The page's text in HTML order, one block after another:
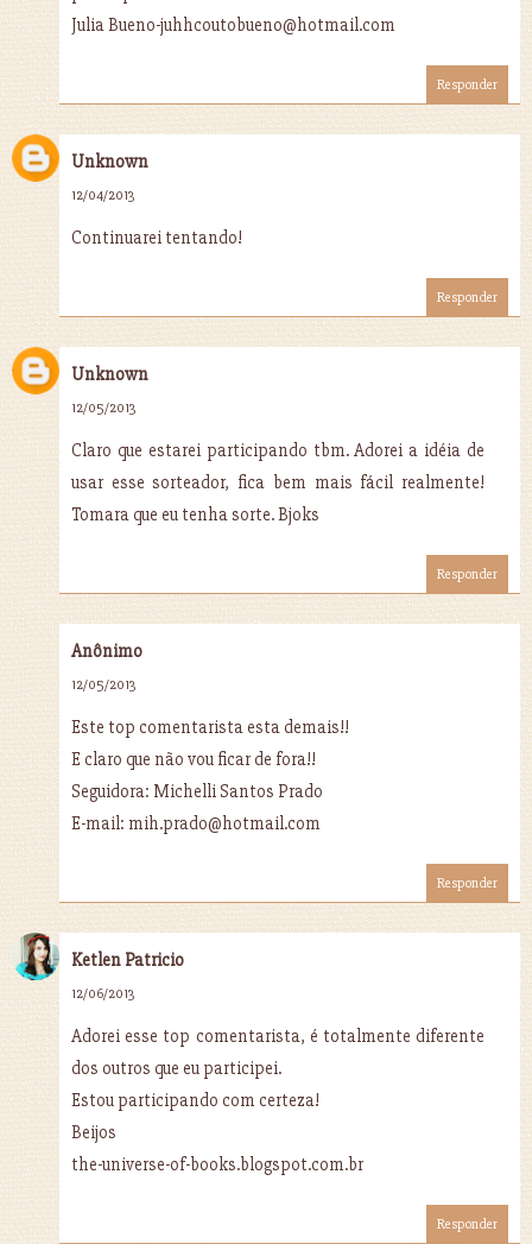
Julia Bueno-juhhcoutobueno@hotmail.com
Responder
Unknown
12/04/2013
Continuarei tentando!
Responder
Unknown
12/05/2013
Claro que estarei participando tbm. Adorei a idéia de
usar esse sorteador, fica bem mais fácil realmente!
Tomara que eu tenha sorte. Bjoks
Responder
Anônimo
12/05/2013
Este top comentarista esta demais!!
E claro que não vou ficar de fora!!
Seguidora: Michelli Santos Prado
E-mail: mih.prado@hotmail.com
Responder
Ketlen Patricio
12/06/2013
Adorei esse top comentarista, é totalmente diferente
dos outros que eu participei.
Estou participando com certeza!
Beijos
the-universe-of-books.blogspot.com.br
Responder